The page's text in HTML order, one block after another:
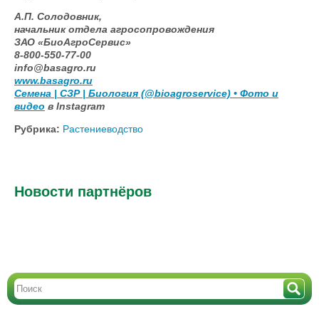
А.П. Солодовник,
начальник отдела агросопровождения
ЗАО «БиоАгроСервис»
8-800-550-77-00
info@basagro.ru
www.basagro.ru
Семена | СЗР | Биология (@bioagroservice) • Фото и
видео в Instagram
Рубрика: Растениеводство
Новости партнёров